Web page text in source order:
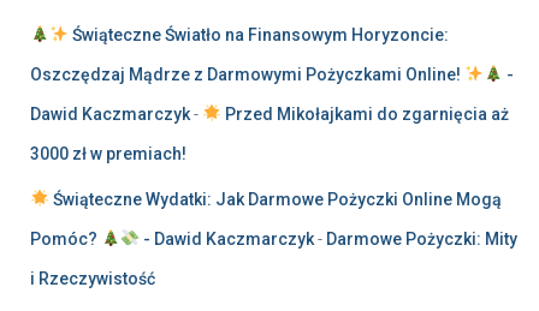
Świąteczne Światło na Finansowym Horyzoncie:
Oszczędzaj Mądrze z Darmowymi Pożyczkami Online! -
Dawid Kaczmarczyk- Przed Mikołajkami do zgarnięcia aż
3000 zł w premiach!
Świąteczne Wydatki: Jak Darmowe Pożyczki Online Mogą
Pomóc? - Dawid Kaczmarczyk- Darmowe Pożyczki: Mity
i Rzeczywistość